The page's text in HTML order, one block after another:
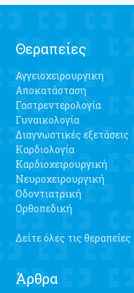
Θεραπείες
Αγγειοχειρουργικη
Αποκατάσταση
Γαστρεντερολογία
Γυναικολογία
Διαγνωστικές εξετάσεις
Καρδιολογία
Καρδιοχειρουργική
Νευροχειρουργική
Οδοντιατρική
Ορθοπεδική
Δείτε όλες τις θεραπείες
Άρθρα